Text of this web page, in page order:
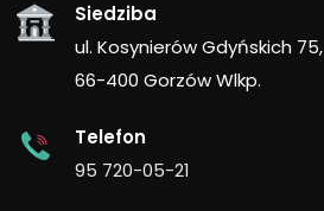
Siedziba
ul. Kosynierów Gdyńskich 75,
66-400 Gorzów Wlkp.
Telefon
95 720-05-21